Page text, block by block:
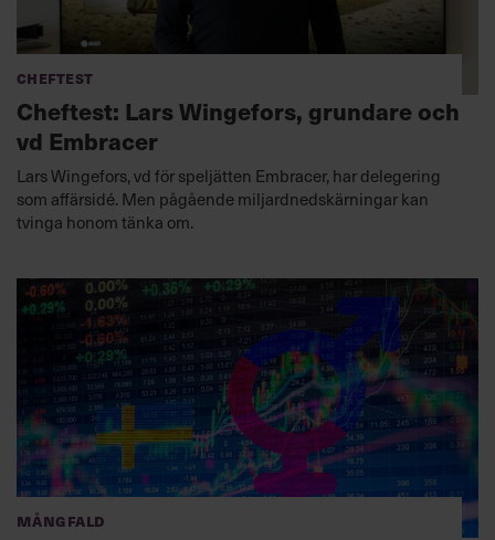
Cheftest
Cheftest: Lars Wingefors, grundare och
vd Embracer
Lars Wingefors, vd för speljätten Embracer, har delegering
som affärsidé. Men pågående miljardnedskärningar kan
tvinga honom tänka om.
Mångfald